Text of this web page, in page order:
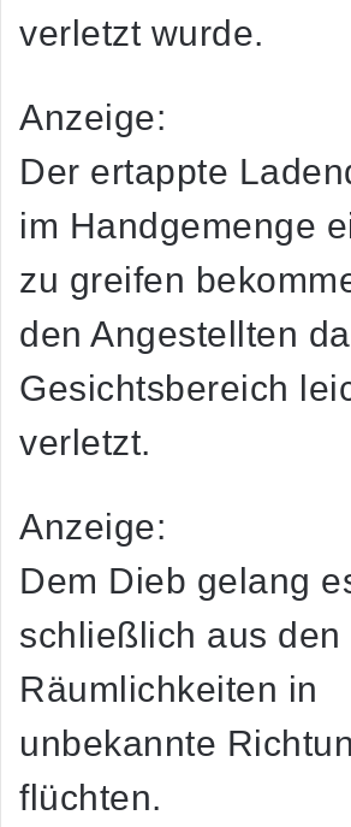
verletzt wurde.
Anzeige:
Der ertappte
im Handgemenge
zu greifen
den Angestellten
Gesichtsbereich
verletzt.
Anzeige:
Dem Dieb gelang
schließlich aus den
Räumlichkeiten in
unbekannte
flüchten.